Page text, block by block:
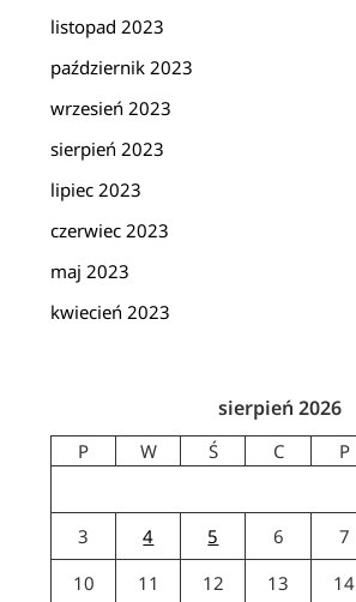
listopad 2023
październik 2023
wrzesień 2023
sierpień 2023
lipiec 2023
czerwiec 2023
maj 2023
kwiecień 2023
sierpień 2026
P W Ś C P
3
4 5 6 7
10
11 12 13 14